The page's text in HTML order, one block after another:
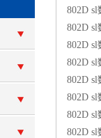
802D sl
802D sl
802D sl
802D sl
802D sl
802D sl
802D sl
802D sl